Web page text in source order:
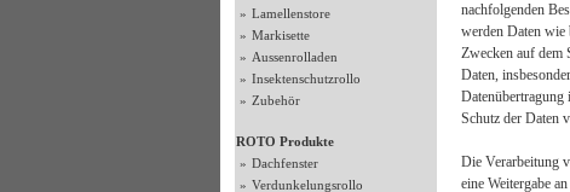
» Lamellenstore
» Markisette
» Aussenrolladen
» Insektenschutzrollo
» Zubehör
ROTO Produkte
» Dachfenster
» Verdunkelungsrollo
nachfolgenden
werden Daten wie
Zwecken auf dem
Daten,
Schutz der Daten
Die Verarbeitung
eine Weitergabe